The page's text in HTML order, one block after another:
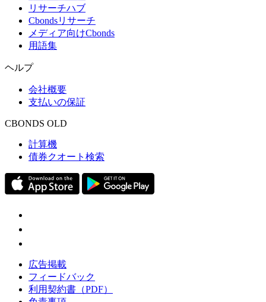
リサーチハブ
Cbondsリサーチ
メディア向けCbonds
用語集
ヘルプ
会社概要
支払いの保証
CBONDS OLD
計算機
債券クオート検索
広告掲載
フィードバック
利用契約書（PDF）